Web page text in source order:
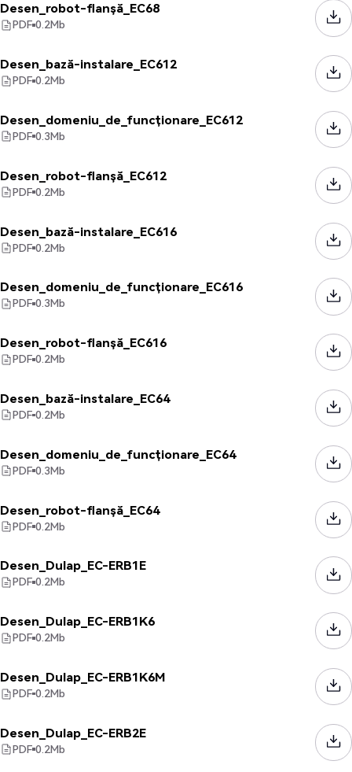
Desen_robot-flanșă_EC68
PDF 0.2Mb
Desen_bază-instalare_EC612
PDF 0.2Mb
Desen_domeniu_de_funcționare_EC612
PDF 0.3Mb
Desen_robot-flanșă_EC612
PDF 0.2Mb
Desen_bază-instalare_EC616
PDF 0.2Mb
Desen_domeniu_de_funcționare_EC616
PDF 0.3Mb
Desen_robot-flanșă_EC616
PDF 0.2Mb
Desen_bază-instalare_EC64
PDF 0.2Mb
Desen_domeniu_de_funcționare_EC64
PDF 0.3Mb
Desen_robot-flanșă_EC64
PDF 0.2Mb
Desen_Dulap_EC-ERB1E
PDF 0.2Mb
Desen_Dulap_EC-ERB1K6
PDF 0.2Mb
Desen_Dulap_EC-ERB1K6M
PDF 0.2Mb
Desen_Dulap_EC-ERB2E
PDF 0.2Mb